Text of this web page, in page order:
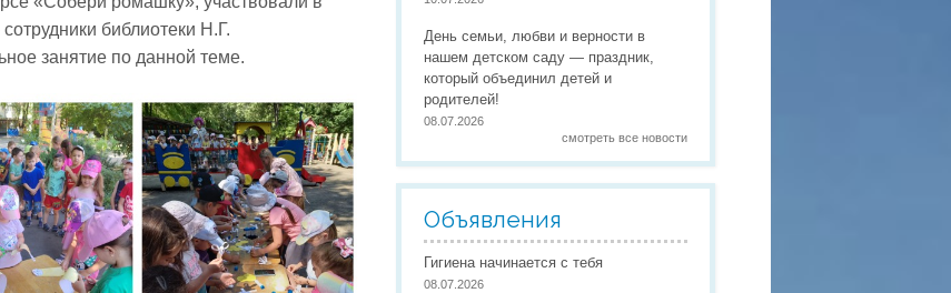
Организация питания
Развивающая предметно-пространственная среда
Обеспечение здоровья, безопасности, качеству услуг по присмотру и уходу
Международное сотрудничество
Доступная среда
Наши работы
Сайты педагогов
Школа маленьких патриотов
библиотеки Н.Г.
занятие по данной теме.
День семьи, любви и верности в
нашем детском саду — праздник,
который объединил детей и
родителей!
08.07.2026
смотреть все новости
Объявления
Гигиена начинается с тебя
08.07.2026